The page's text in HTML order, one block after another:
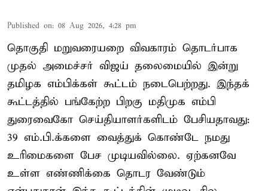
Published on: 08 Aug 2026, 4:28 pm
தொகுதி மறுவரையறை விவகாரம் தொடர்பாக
முதல் அமைச்சர் விஜய் தலைமையில் இன்று
தமிழக எம்பிக்கள் கூட்டம் நடைபெற்றது. இந்தக்
கூட்டத்தில் பங்கேற்ற பிறகு மதிமுக எம்பி
துரைவைகோ செய்தியாளர்களிடம் பேசியதாவது:
39 எம்.பி.க்களை வைத்துக் கொண்டே நமது
உரிமைகளை பேச முடியவில்லை. ஏற்கனவே
உள்ள எண்ணிக்கை தொடர வேண்டும்